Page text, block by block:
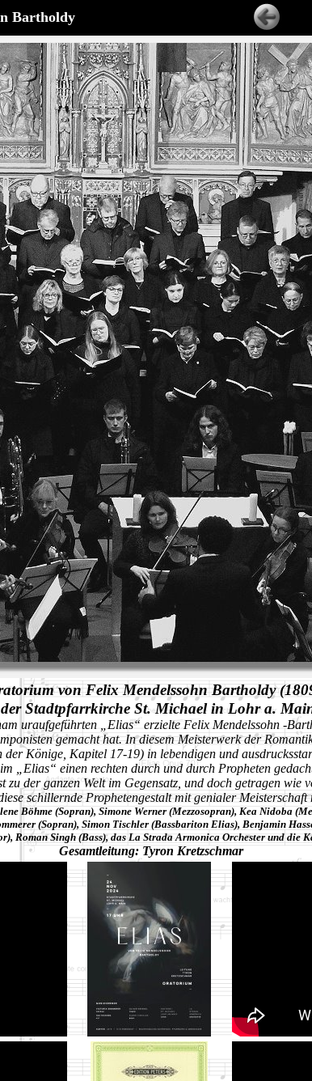
Bartholdy
von Felix Mendelssohn Bartholdy
Stadtpfarrkirche St. Michael in Lohr a.
uraufgeführten „Elias“ erzielte Felix Mendelssohn -
gemacht hat. In diesem Meisterwerk der
der Könige, Kapitel 17-19) in lebendigen und
„Elias“ einen rechten durch und durch Propheten
zu der ganzen Welt im Gegensatz, und doch getragen wie
schillernde Prophetengestaltmit genialer
Böhme (Sopran), Simone Werner (Mezzosopran), Kea Nidoba
(Sopran), Simon Tischler (Bassbariton Elias), Benjamin
Roman Singh (Bass), das La Strada Armonica Orchester und die
Gesamtleitung: Tyron Kretzschmar